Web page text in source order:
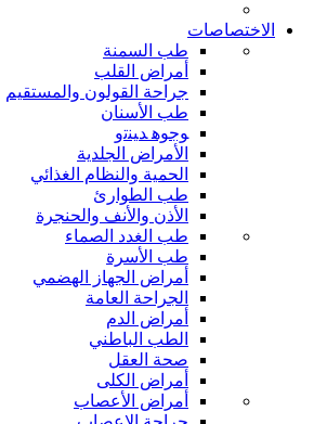
الاختصاصات
طب السمنة
أمراض القلب
جراحة القولون والمستقيم
طب الأسنان
ﻮﺟﻮﻫ ﺪﻴﻨﺗﻭ
الأمراض الجلدية
الحمية والنظام الغذائي
طب الطوارئ
الأذن والأنف والحنجرة
طب الغدد الصماء
طب الأسرة
أمراض الجهاز الهضمي
الجراحة العامة
أمراض الدم
الطب الباطني
صحة العقل
أمراض الكلى
أمراض الأعصاب